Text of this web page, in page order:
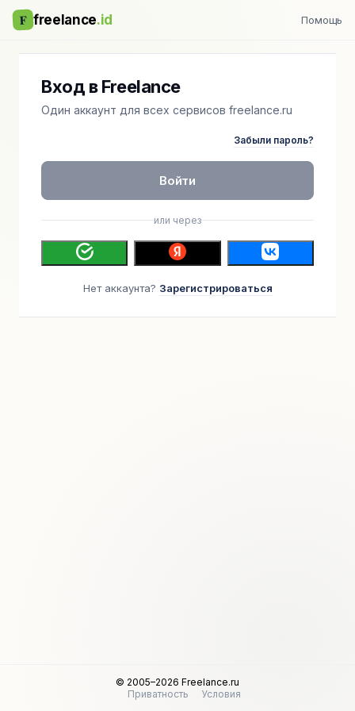
F freelance.id Помощь
Вход в Freelance
Один аккаунт для всех сервисов freelance.ru
Забыли пароль?
Войти
или через
Нет аккаунта? Зарегистрироваться
© 2005–2026 Freelance.ru
Приватность
Условия